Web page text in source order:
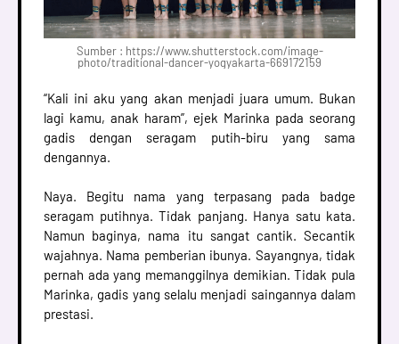
Sumber : https://www.shutterstock.com/image-
photo/traditional-dancer-yogyakarta-669172159
“Kali ini aku yang akan menjadi juara umum. Bukan
lagi kamu, anak haram”, ejek Marinka pada seorang
gadis dengan seragam putih-biru yang sama
dengannya.
Naya. Begitu nama yang terpasang pada badge
seragam putihnya. Tidak panjang. Hanya satu kata.
Namun baginya, nama itu sangat cantik. Secantik
wajahnya. Nama pemberian ibunya. Sayangnya, tidak
pernah ada yang memanggilnya demikian. Tidak pula
Marinka, gadis yang selalu menjadi saingannya dalam
prestasi.